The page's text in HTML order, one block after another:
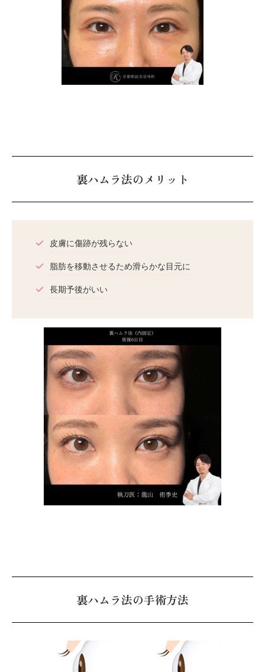
裏ハムラ法のメリット
皮膚に傷跡が残らない
脂肪を移動させるため滑らかな目元に
長期予後がいい
裏ハムラ法の手術方法